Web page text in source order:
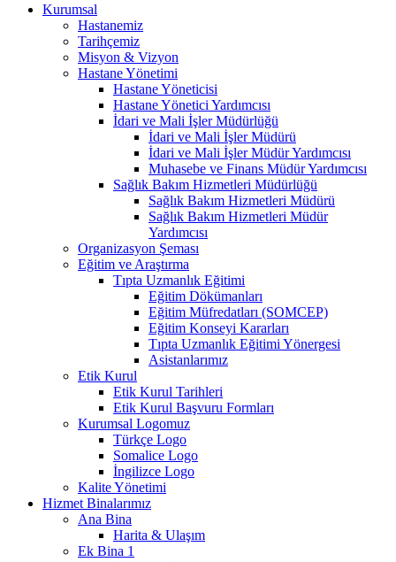
Kurumsal
Hastanemiz
Tarihçemiz
Misyon & Vizyon
Hastane Yönetimi
Hastane Yöneticisi
Hastane Yönetici Yardımcısı
İdari ve Mali İşler Müdürlüğü
İdari ve Mali İşler Müdürü
İdari ve Mali İşler Müdür Yardımcısı
Muhasebe ve Finans Müdür Yardımcısı
Sağlık Bakım Hizmetleri Müdürlüğü
Sağlık Bakım Hizmetleri Müdürü
Sağlık Bakım Hizmetleri Müdür
Yardımcısı
Organizasyon Şeması
Eğitim ve Araştırma
Tıpta Uzmanlık Eğitimi
Eğitim Dökümanları
Eğitim Müfredatları (SOMCEP)
Eğitim Konseyi Kararları
Tıpta Uzmanlık Eğitimi Yönergesi
Asistanlarımız
Etik Kurul
Etik Kurul Tarihleri
Etik Kurul Başvuru Formları
Kurumsal Logomuz
Türkçe Logo
Somalice Logo
İngilizce Logo
Kalite Yönetimi
Hizmet Binalarımız
Ana Bina
Harita & Ulaşım
Ek Bina 1